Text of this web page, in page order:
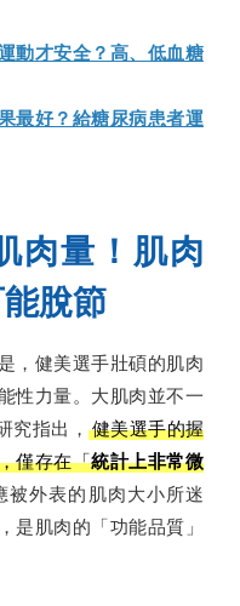
動才安全？高、低血糖
最好？給糖尿病患者運
肉量！肌肉
脫節
，健美選手壯碩的肌肉
性力量。大肌肉並不一
究指出， 健美選手的握
僅存在「統計上非常微
被外表的肌肉大小所迷
是肌肉的「功能品質」